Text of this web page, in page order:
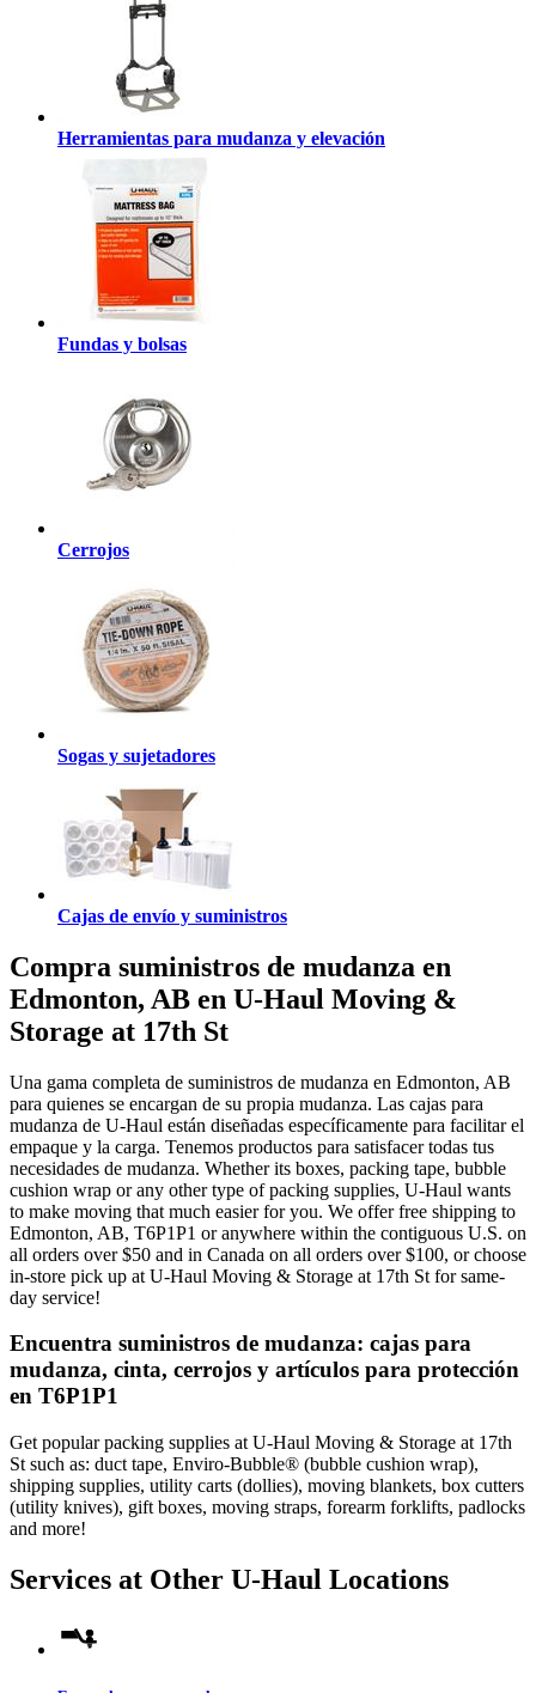
Herramientas para mudanza y elevación
Fundas y bolsas
Cerrojos
Sogas y sujetadores
Cajas de envío y suministros
Compra suministros de mudanza en
Edmonton, AB en U-Haul Moving &
Storage at 17th St
Una gama completa de suministros de mudanza en Edmonton, AB
para quienes se encargan de su propia mudanza. Las cajas para
mudanza de U-Haul están diseñadas específicamente para facilitar el
empaque y la carga. Tenemos productos para satisfacer todas tus
necesidades de mudanza. Whether its boxes, packing tape, bubble
cushion wrap or any other type of packing supplies, U-Haul wants
to make moving that much easier for you. We offer free shipping to
Edmonton, AB, T6P1P1 or anywhere within the contiguous U.S. on
all orders over $50 and in Canada on all orders over $100, or choose
in-store pick up at U-Haul Moving & Storage at 17th St for same-
day service!
Encuentra suministros de mudanza: cajas para
mudanza, cinta, cerrojos y artículos para protección
en T6P1P1
Get popular packing supplies at U-Haul Moving & Storage at 17th
St such as: duct tape, Enviro-Bubble® (bubble cushion wrap),
shipping supplies, utility carts (dollies), moving blankets, box cutters
(utility knives), gift boxes, moving straps, forearm forklifts, padlocks
and more!
Services at Other U-Haul Locations